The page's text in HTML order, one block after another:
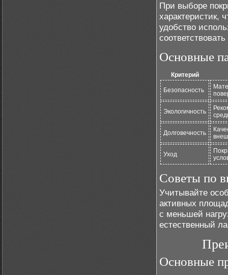
При выборе
характеристик,
удобство
Основные
Критерий
Безопасность
Экологичность
Долговечность
Уход
Советы по
Учитывайте
активных
с меньшей
естественный
Основные